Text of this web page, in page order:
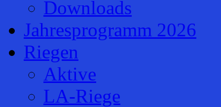
Downloads
Jahresprogramm 2026
Riegen
Aktive
LA-Riege